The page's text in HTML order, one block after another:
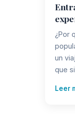
¿Por
un
que
Leer